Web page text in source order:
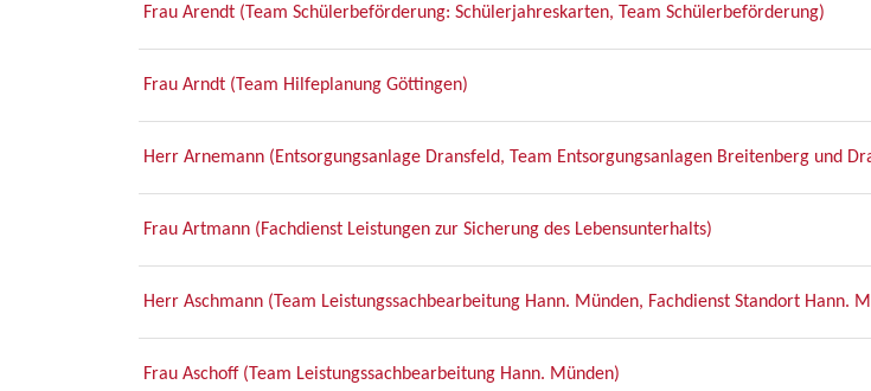
Frau Arendt (Team Schülerbeförderung: Schülerjahreskarten, Team Schülerbeförderung)
Frau Arndt (Team Hilfeplanung Göttingen)
Herr Arnemann (Entsorgungsanlage Dransfeld, Team Entsorgungsanlagen Breitenberg und
Frau Artmann (Fachdienst Leistungen zur Sicherung des Lebensunterhalts)
Herr Aschmann (Team Leistungssachbearbeitung Hann. Münden, Fachdienst Standort Hann.
Frau Aschoff (Team Leistungssachbearbeitung Hann. Münden)